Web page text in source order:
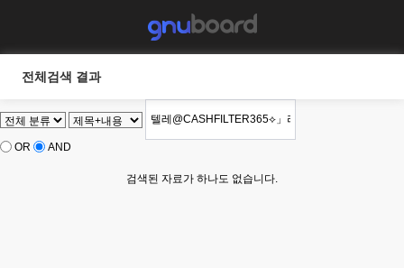
전체검색 결과
OR AND
검색된 자료가 하나도 없습니다.